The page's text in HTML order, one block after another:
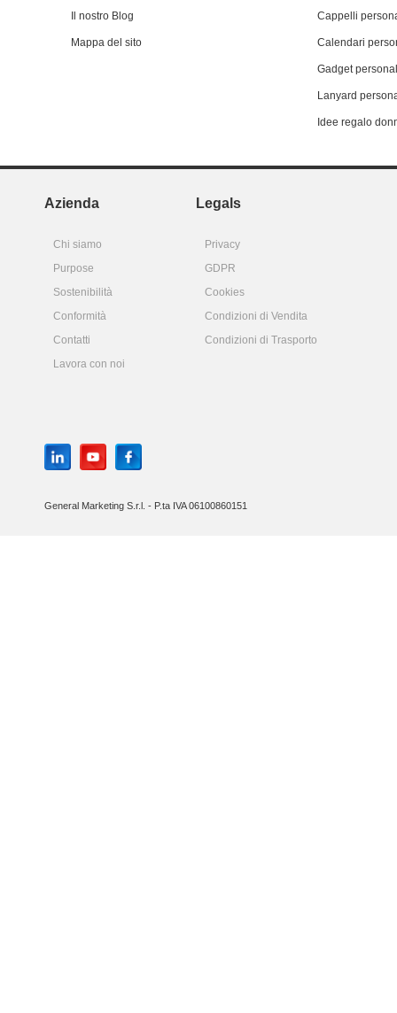
Il nostro Blog
Mappa del sito
Cappelli
Calendari
Gadget
Lanyard
Idee regalo
Azienda Legals
Chi siamo
Privacy
Purpose
GDPR
Sostenibilità
Cookies
Conformità
Condizioni di Vendita
Contatti
Condizioni di Trasporto
Lavora con noi
General Marketing S.r.l. - P.ta IVA 06100860151